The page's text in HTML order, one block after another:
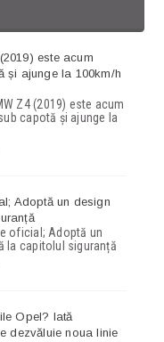
Z4 (2019) este acum
capotă și ajunge la
oficial; Adoptă un
la capitolul siguranță